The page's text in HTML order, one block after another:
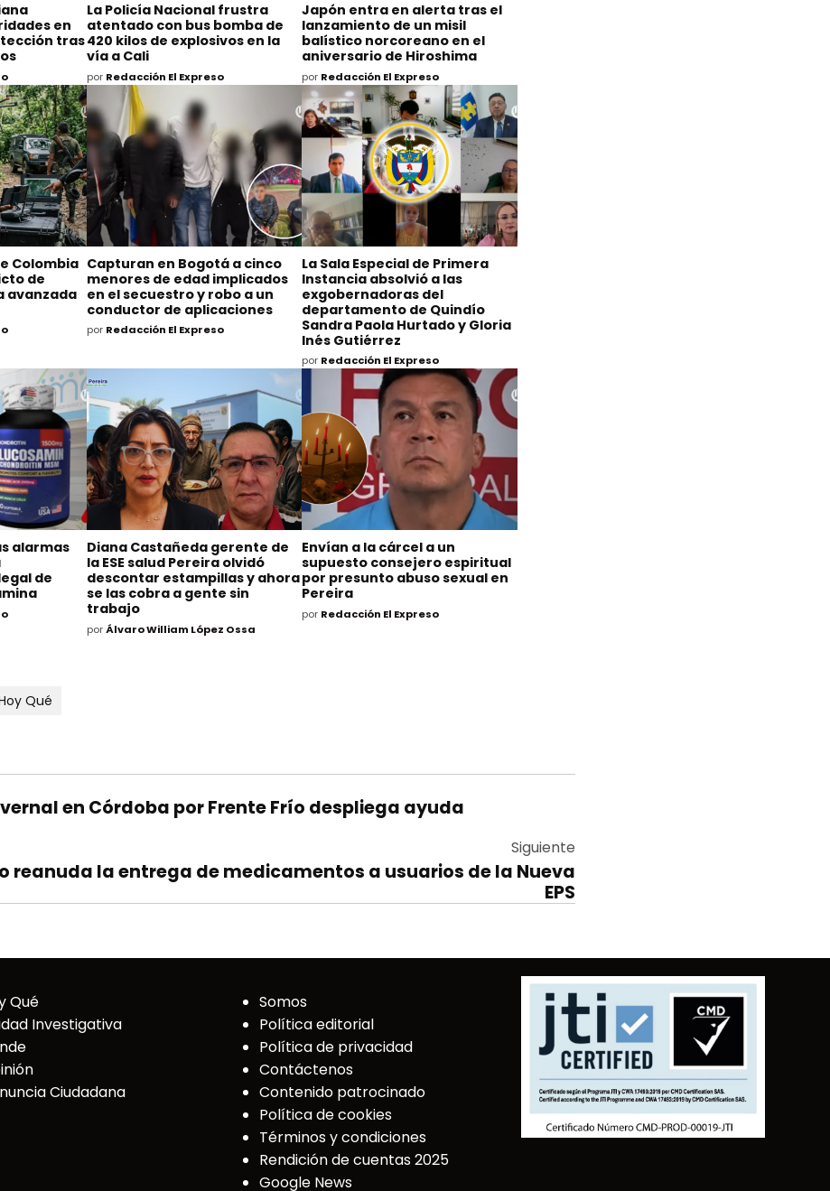
en
tras
La Policía Nacional frustra
atentado con bus bomba de
420 kilos de explosivos en la
vía a Cali
por Redacción El Expreso
Japón entra en alerta tras el
lanzamiento de un misil
balístico norcoreano en el
aniversario de Hiroshima
por Redacción El Expreso
Colombia
de
avanzada
Capturan en Bogotá a cinco
menores de edad implicados
en el secuestro y robo a un
conductor de aplicaciones
por Redacción El Expreso
La Sala Especial de Primera
Instancia absolvió a las
exgobernadoras del
departamento de Quindío
Sandra Paola Hurtado y Gloria
Inés Gutiérrez
por Redacción El Expreso
alarmas
de
Diana Castañeda gerente de
la ESE salud Pereira olvidó
descontar estampillas y ahora
se las cobra a gente sin
trabajo
por Álvaro William López Ossa
Envían a la cárcel a un
supuesto consejero espiritual
por presunto abuso sexual en
Pereira
por Redacción El Expreso
Qué
en Córdoba por Frente Frío despliega ayuda
Siguiente
reanuda la entrega de medicamentos a usuarios de la Nueva
EPS
Qué
Investigativa
Ciudadana
Somos
Política editorial
Política de privacidad
Contáctenos
Contenido patrocinado
Política de cookies
Términos y condiciones
Rendición de cuentas 2025
Google News